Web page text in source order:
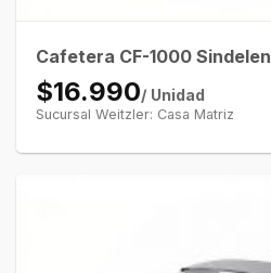
Cafetera CF-1000 Sindelen
$16.990/ Unidad
Sucursal Weitzler: Casa Matriz